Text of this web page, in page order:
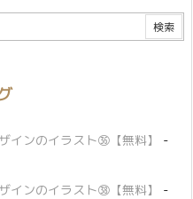
インのイラスト㊱【無料】
-
インのイラスト㊳【無料】
-